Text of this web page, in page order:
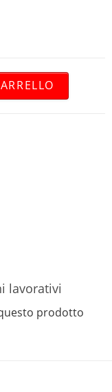
lavorativi
prodotto